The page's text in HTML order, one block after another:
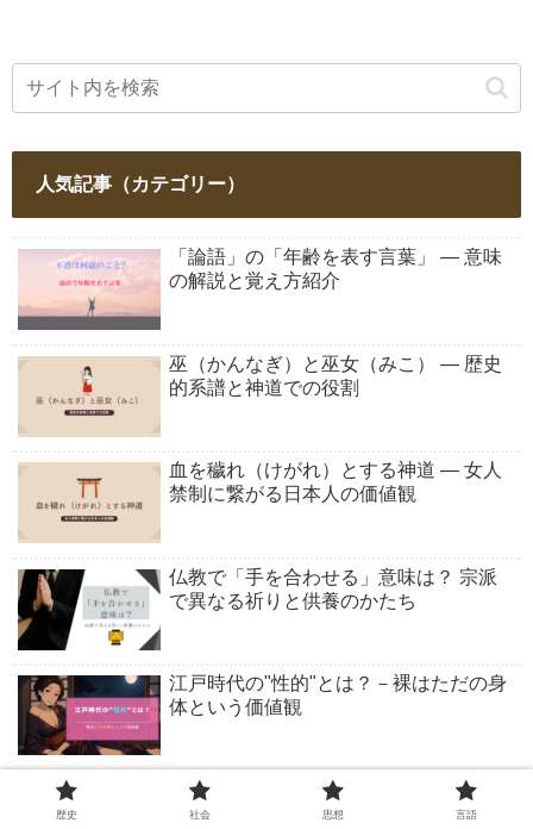
人気記事（カテゴリー）
「論語」の「年齢を表す言葉」 ― 意味
の解説と覚え方紹介
巫（かんなぎ）と巫女（みこ） ― 歴史
的系譜と神道での役割
血を穢れ（けがれ）とする神道 ― 女人
禁制に繋がる日本人の価値観
仏教で「手を合わせる」意味は？ 宗派
で異なる祈りと供養のかたち
江戸時代の"性的"とは？－裸はただの身
体という価値観
神道の祓（はらえ）と禊（みそぎ）– 清
めと再生の伝統
歴史 社会 思想 言語